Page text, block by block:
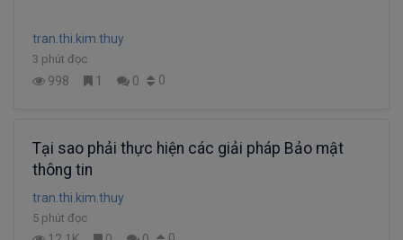
tran.thi.kim.thuy
3 phút đọc
998 1 0 0
Tại sao phải thực hiện các giải pháp Bảo mật
thông tin
tran.thi.kim.thuy
5 phút đọc